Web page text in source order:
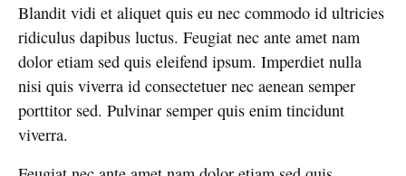
Blandit vidi et aliquet quis eu nec commodo id ultricies
ridiculus dapibus luctus. Feugiat nec ante amet nam
dolor etiam sed quis eleifend ipsum. Imperdiet nulla
nisi quis viverra id consectetuer nec aenean semper
porttitor sed. Pulvinar semper quis enim tincidunt
viverra.